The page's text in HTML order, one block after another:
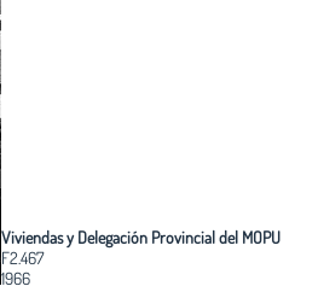
Viviendas y Delegación Provincial del MOPU
F2.467
1966